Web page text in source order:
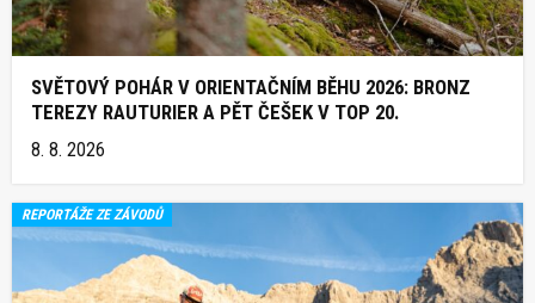
SVĚTOVÝ POHÁR V ORIENTAČNÍM BĚHU 2026: BRONZ
TEREZY RAUTURIER A PĚT ČEŠEK V TOP 20.
8. 8. 2026
REPORTÁŽE ZE ZÁVODŮ